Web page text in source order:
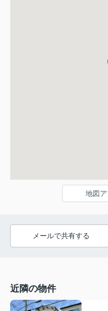
地図
メールで共有する
近隣の物件